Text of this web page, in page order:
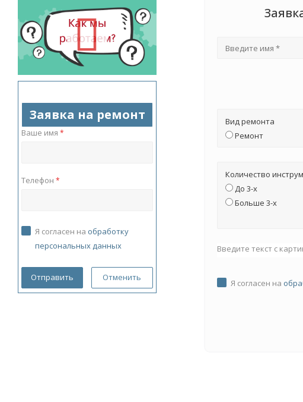
Вид ремонта
Ремонт
Количество
До 3-х
Больше 3-х
Введите текст с
Я согласен на
Заявка на ремонт
Ваше имя *
Телефон *
Я согласен на обработку
персональных данных
Отменить